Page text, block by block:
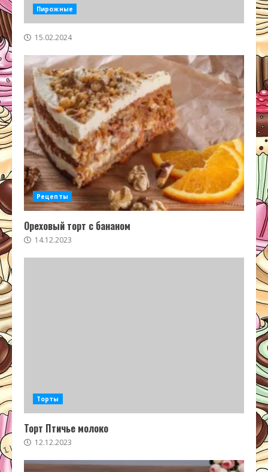
Пирожные
15.02.2024
Рецепты
Ореховый торт с бананом
14.12.2023
Торты
Торт Птичье молоко
12.12.2023